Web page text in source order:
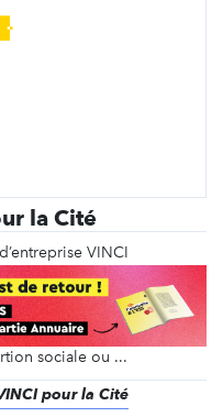
la Cité
VINCI
entre VINCI, acteur
et de la
Elle soutient
une solution
sociale ou ...
pour la Cité